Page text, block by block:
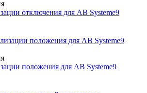
отключения для АВ Systeme9
положения для АВ Systeme9